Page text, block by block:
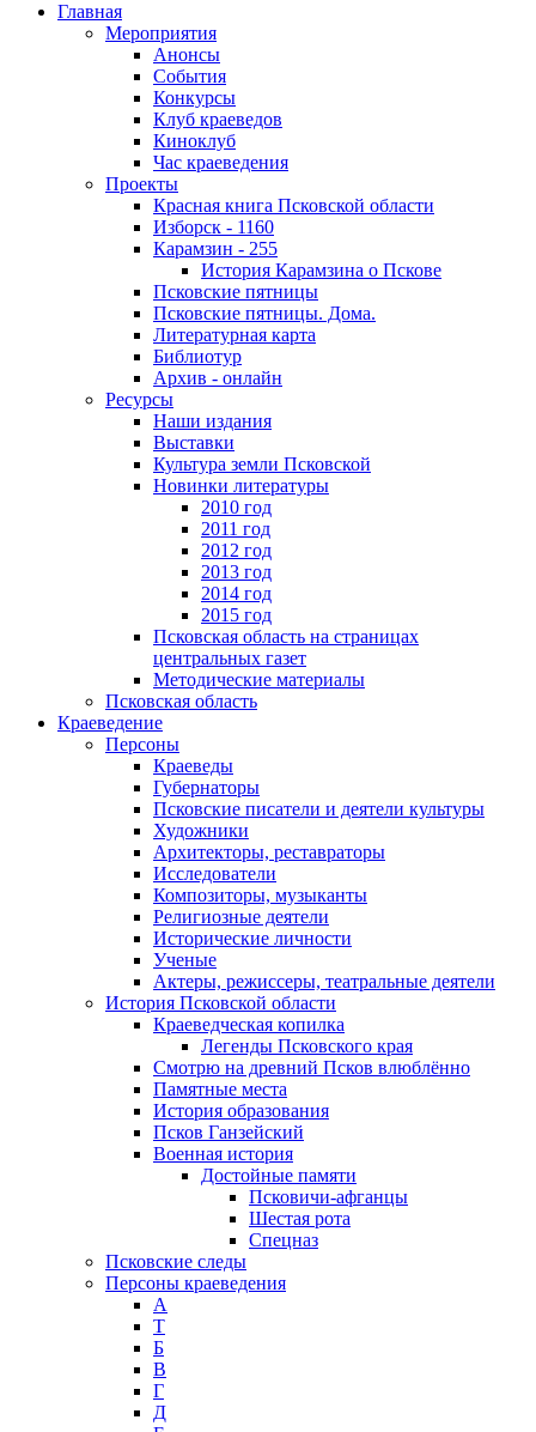
Главная
Мероприятия
Анонсы
События
Конкурсы
Клуб краеведов
Киноклуб
Час краеведения
Проекты
Красная книга Псковской области
Изборск - 1160
Карамзин - 255
История Карамзина о Пскове
Псковские пятницы
Псковские пятницы. Дома.
Литературная карта
Библиотур
Архив - онлайн
Ресурсы
Наши издания
Выставки
Культура земли Псковской
Новинки литературы
2010 год
2011 год
2012 год
2013 год
2014 год
2015 год
Псковская область на страницах
центральных газет
Методические материалы
Псковская область
Краеведение
Персоны
Краеведы
Губернаторы
Псковские писатели и деятели культуры
Художники
Архитекторы, реставраторы
Исследователи
Композиторы, музыканты
Религиозные деятели
Исторические личности
Ученые
Актеры, режиссеры, театральные деятели
История Псковской области
Краеведческая копилка
Легенды Псковского края
Смотрю на древний Псков влюблённо
Памятные места
История образования
Псков Ганзейский
Военная история
Достойные памяти
Псковичи-афганцы
Шестая рота
Спецназ
Псковские следы
Персоны краеведения
А
T
Б
В
Г
Д